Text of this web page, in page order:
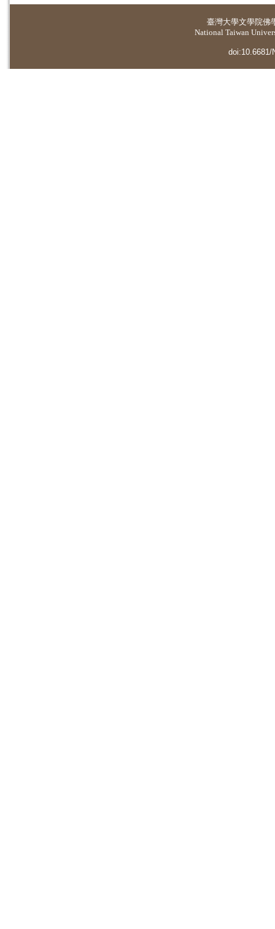
臺灣大學文學院佛
National Taiwan
doi:10.6681/